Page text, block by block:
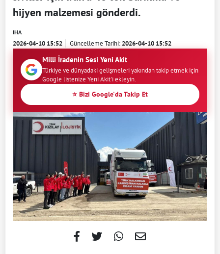
hijyen malzemesi gönderdi.
IHA
2026-04-10 15:52 Güncelleme Tarihi:2026-04-10 15:52
Milli İradenin Sesi Yeni Akit
Türkiye ve dünyadaki gelişmeleri yakından takip etmek için
Google listenize Yeni Akit'i ekleyin.
⭐ Bizi Google'da Takip Et